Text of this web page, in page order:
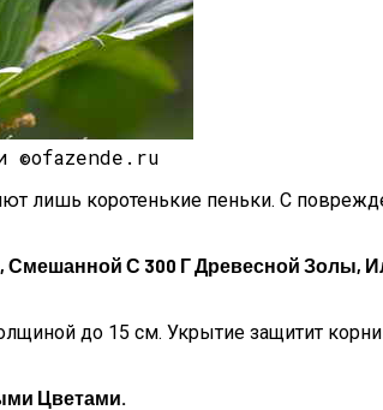
©ofazende.ru
лишь коротенькие пеньки. С
С 300 Г Древесной Золы,
до 15 см. Укрытие защитит
Цветами.